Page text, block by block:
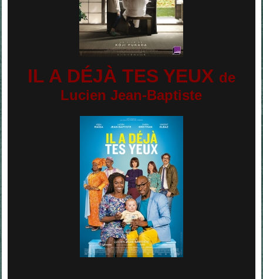
IL A DÉJÀ TES YEUX de
Lucien Jean-Baptiste